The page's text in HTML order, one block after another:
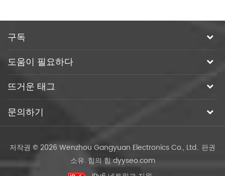
구독
도움이 필요하다
뜨거운 태그
문의하기
저작권 © 2026 Wenzhou Gangyuan Electronics Co., Ltd.. 판권
소유. 힘의 힘:dyyseo.com